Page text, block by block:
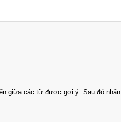
giữa các từ được gợi ý. Sau đó nhấn